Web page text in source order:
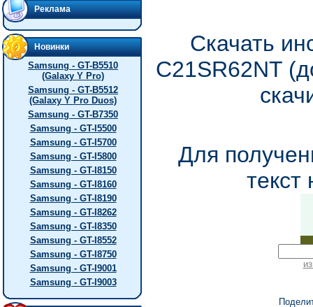
Реклама
Новинки
Samsung - GT-B5510
(Galaxy Y Pro)
Samsung - GT-B5512
(Galaxy Y Pro Duos)
Samsung - GT-B7350
Samsung - GT-I5500
Samsung - GT-I5700
Samsung - GT-I5800
Samsung - GT-I8150
Samsung - GT-I8160
Samsung - GT-I8190
Samsung - GT-I8262
Samsung - GT-I8350
Samsung - GT-I8552
Samsung - GT-I8750
Samsung - GT-I9001
Samsung - GT-I9003
Скачать
C21SR62NT
Для
текст